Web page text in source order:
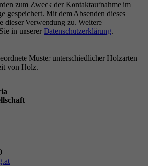
zum Zweck der Kontaktaufnahme im
gespeichert. Mit dem Absenden dieses
dieser Verwendung zu. Weitere
in unserer Datenschutzerklärung.